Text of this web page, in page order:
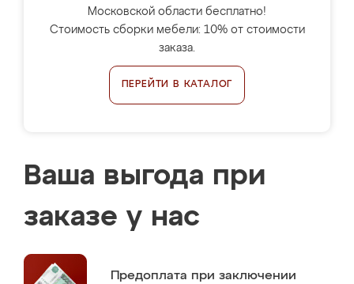
Московской области бесплатно!
Стоимость сборки мебели: 10% от стоимости
заказа.
ПЕРЕЙТИ В КАТАЛОГ
Ваша выгода при
заказе у нас
Предоплата при заключении